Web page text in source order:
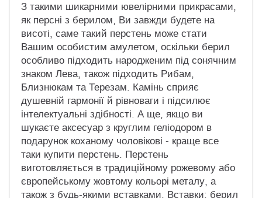
З такими шикарними ювелірними прикрасами,
як персні з берилом, Ви завжди будете на
висоті, саме такий перстень може стати
Вашим особистим амулетом, оскільки берил
особливо підходить народженим під сонячним
знаком Лева, також підходить Рибам,
Близнюкам та Терезам. Камінь сприяє
душевній гармонії й рівноваги і підсилює
інтелектуальні здібності. А ще, якщо ви
шукаєте аксесуар з круглим геліодором в
подарунок коханому чоловікові - краще все
таки купити перстень. Перстень
виготовляється в традиційному рожевому або
європейському жовтому кольорі металу, а
також з будь-якими вставками. Вставки: берил